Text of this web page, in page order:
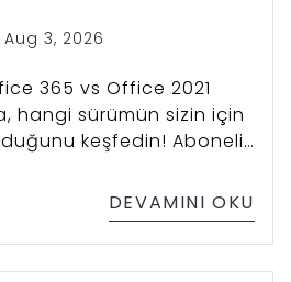
Aug 3, 2026
365 vs Office 2021
hangi sürümün sizin için
keşfedin! Abonelik
en iyi kullanım senaryoları
detaylı bilgi alın.
DEVAMINI OKU